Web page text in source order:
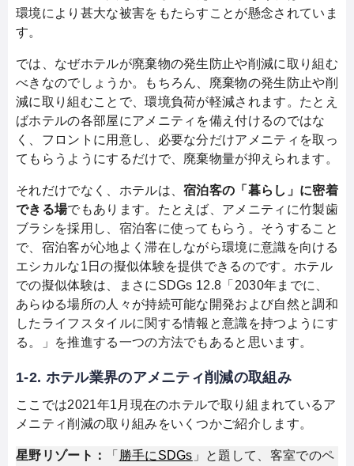
環境により甚大な被害をもたらすことが懸念されていま
す。
では、なぜホテルが廃棄物の発生防止や削減に取り組む
べきなのでしょうか。もちろん、廃棄物の発生防止や削
減に取り組むことで、環境負荷が軽減されます。たとえ
ばホテルの各部屋にアメニティを備え付けるのではな
く、フロントに用意し、必要な分だけアメニティを取っ
てもらうようにするだけで、廃棄物量が抑えられます。
それだけでなく、ホテルは、宿泊客の「暮らし」に密着
できる場でもあります。たとえば、アメニティに竹製歯
ブラシを採用し、宿泊客に使ってもらう。そうすること
で、宿泊客が心地よく滞在しながら環境に意識を向ける
エシカルな1日の擬似体験を提供できるのです。ホテル
での擬似体験は、まさにSDGs 12.8「2030年までに、
あらゆる場所の人々が持続可能な開発および自然と調和
したライフスタイルに関する情報と意識を持つようにす
る。」を推進する一つの方法でもあると思います。
1-2. ホテル業界のアメニティ削減の取組み
ここでは2021年1月現在のホテルで取り組まれているア
メニティ削減の取り組みをいくつかご紹介します。
星野リゾート： 「 勝手にSDGs 」と題して、客室でのペ